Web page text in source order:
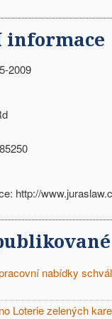
informace
2009
http://
nabídky
Loterie zelených